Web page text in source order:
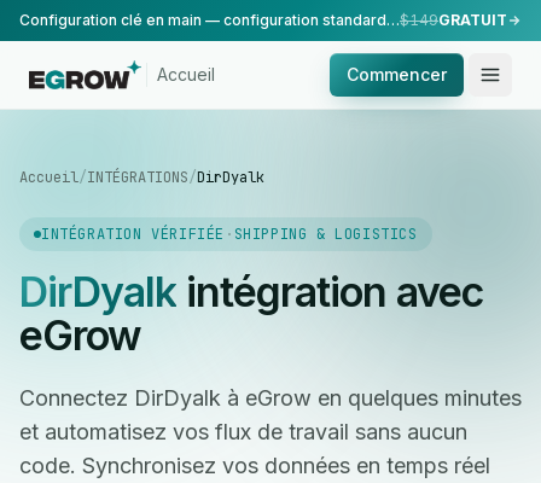
Configuration clé en main — configuration standard, réalisée par notre équipe.$149GRATUIT
Accueil Commencer
Accueil/INTÉGRATIONS/DirDyalk
INTÉGRATION VÉRIFIÉE · SHIPPING & LOGISTICS
DirDyalkintégration avec
eGrow
Connectez DirDyalk à eGrow en quelques minutes
et automatisez vos flux de travail sans aucun
code. Synchronisez vos données en temps réel